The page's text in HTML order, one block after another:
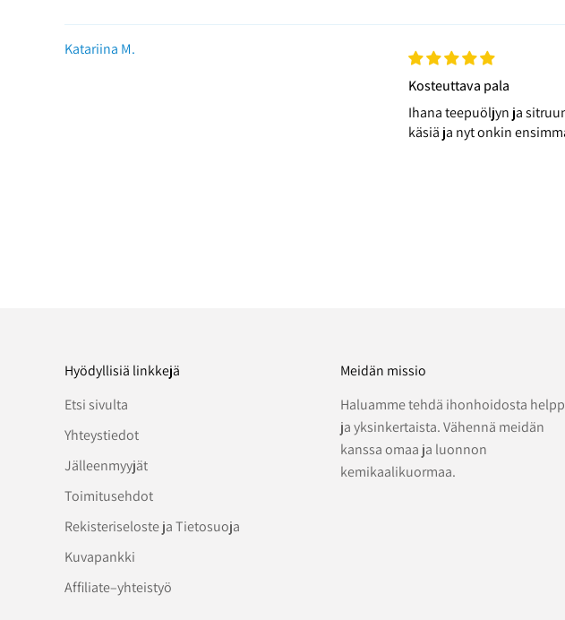
Katariina M.
Kosteuttava pala
Ihana teepuöljyn ja
käsiä ja nyt onkin
Hyödyllisiä linkkejä
Etsi sivulta
Yhteystiedot
Jälleenmyyjät
Toimitusehdot
Rekisteriseloste ja Tietosuoja
Kuvapankki
Affiliate–yhteistyö
Meidän missio
Haluamme tehdä ihonhoidosta
ja yksinkertaista. Vähennä meidän
kanssa omaa ja luonnon
kemikaalikuormaa.